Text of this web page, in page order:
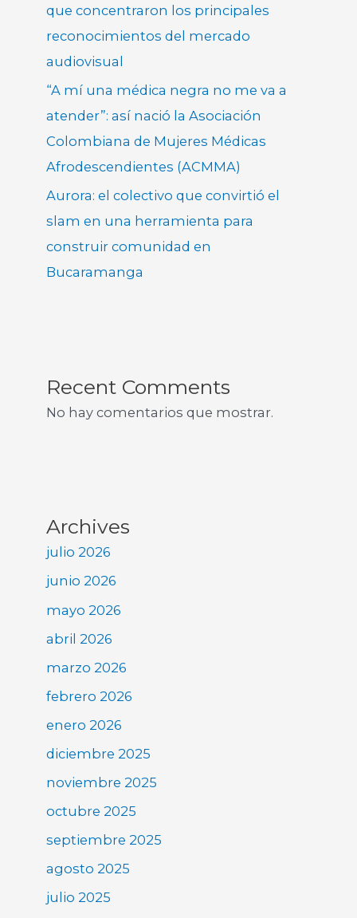
que concentraron los principales
reconocimientos del mercado
audiovisual
“A mí una médica negra no me va a
atender”: así nació la Asociación
Colombiana de Mujeres Médicas
Afrodescendientes (ACMMA)
Aurora: el colectivo que convirtió el
slam en una herramienta para
construir comunidad en
Bucaramanga
Recent Comments
No hay comentarios que mostrar.
Archives
julio 2026
junio 2026
mayo 2026
abril 2026
marzo 2026
febrero 2026
enero 2026
diciembre 2025
noviembre 2025
octubre 2025
septiembre 2025
agosto 2025
julio 2025